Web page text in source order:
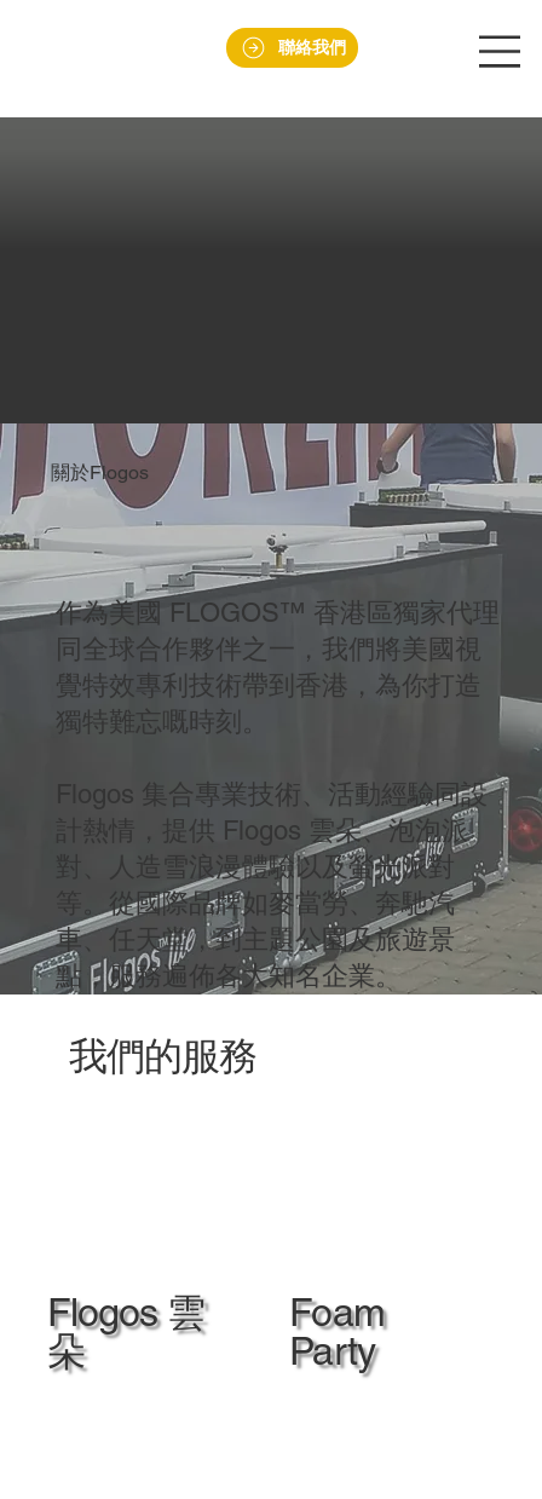
聯絡我們
關於Flogos
作為美國 FLOGOS™ 香港區獨家代理
同全球合作夥伴之一，我們將美國視
覺特效專利技術帶到香港，為你打造
獨特難忘嘅時刻。
Flogos 集合專業技術、活動經驗同設
計熱情，提供 Flogos 雲朵、泡泡派
對、人造雪浪漫體驗以及螢光派對
等。從國際品牌如麥當勞、奔馳汽
車、任天堂，到主題公園及旅遊景
點，服務遍佈各大知名企業。
​我們的服務
Flogos 雲
朵
Foam
Party